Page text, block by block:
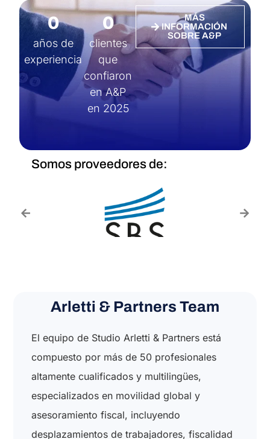
años de
experiencia
0
clientes
que
confiaron
en A&P
en 2025
0
MÁS
INFORMACIÓN
SOBRE A&P
Somos proveedores de:
Arletti & Partners Team
El equipo de Studio Arletti & Partners está
compuesto por más de 50 profesionales
altamente cualificados y multilingües,
especializados en movilidad global y
asesoramiento fiscal, incluyendo
desplazamientos de trabajadores, fiscalidad